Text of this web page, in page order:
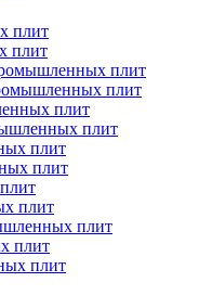
плит
плит
плит
плит
плит
плит
плит
плит
плит
плит
плит
плит